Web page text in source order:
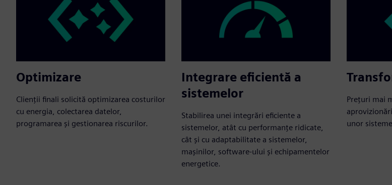
Optimizare
Clienții finali solicită optimizarea costurilor
cu energia, colectarea datelor,
programarea și gestionarea riscurilor.
Integrare eficientă a
sistemelor
Stabilirea unei integrări eficiente a
sistemelor, atât cu performanțe ridicate,
cât și cu adaptabilitate a sistemelor,
mașinilor, software-ului și echipamentelor
energetice.
Prețuri mai
unor